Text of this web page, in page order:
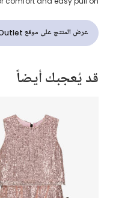
عرض المنتج على موقع Childrensalon Outlet
قد يُعجبك أيضاً